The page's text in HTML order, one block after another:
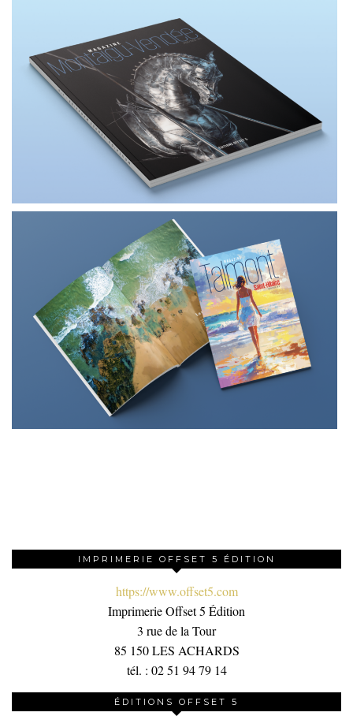
IMPRIMERIE OFFSET 5 ÉDITION
https://www.offset5.com
Imprimerie Offset 5 Édition
3 rue de la Tour
85 150 LES ACHARDS
tél. : 02 51 94 79 14
ÉDITIONS OFFSET 5